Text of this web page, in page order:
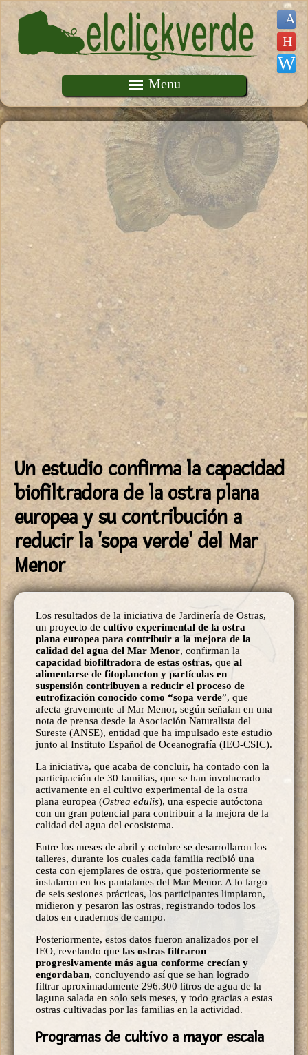
Pasar al contenido principal
Menu
Un estudio confirma la capacidad
biofiltradora de la ostra plana
europea y su contribución a
reducir la 'sopa verde' del Mar
Menor
Los resultados de la iniciativa de Jardinería de Ostras,
un proyecto de cultivo experimental de la ostra
plana europea para contribuir a la mejora de la
calidad del agua del Mar Menor, confirman la
capacidad biofiltradora de estas ostras, que al
alimentarse de fitoplancton y partículas en
suspensión contribuyen a reducir el proceso de
eutrofización conocido como “sopa verde”, que
afecta gravemente al Mar Menor, según señalan en una
nota de prensa desde la Asociación Naturalista del
Sureste (ANSE), entidad que ha impulsado este estudio
junto al Instituto Español de Oceanografía (IEO-CSIC).
La iniciativa, que acaba de concluir, ha contado con la
participación de 30 familias, que se han involucrado
activamente en el cultivo experimental de la ostra
plana europea (Ostrea edulis), una especie autóctona
con un gran potencial para contribuir a la mejora de la
calidad del agua del ecosistema.
Entre los meses de abril y octubre se desarrollaron los
talleres, durante los cuales cada familia recibió una
cesta con ejemplares de ostra, que posteriormente se
instalaron en los pantalanes del Mar Menor. A lo largo
de seis sesiones prácticas, los participantes limpiaron,
midieron y pesaron las ostras, registrando todos los
datos en cuadernos de campo.
Posteriormente, estos datos fueron analizados por el
IEO, revelando que las ostras filtraron
progresivamente más agua conforme crecían y
engordaban, concluyendo así que se han logrado
filtrar aproximadamente 296.300 litros de agua de la
laguna salada en solo seis meses, y todo gracias a estas
ostras cultivadas por las familias en la actividad.
Programas de cultivo a mayor escala